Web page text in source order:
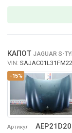
-15%
Артикул
КАПОТ JAGUAR S-
VIN: